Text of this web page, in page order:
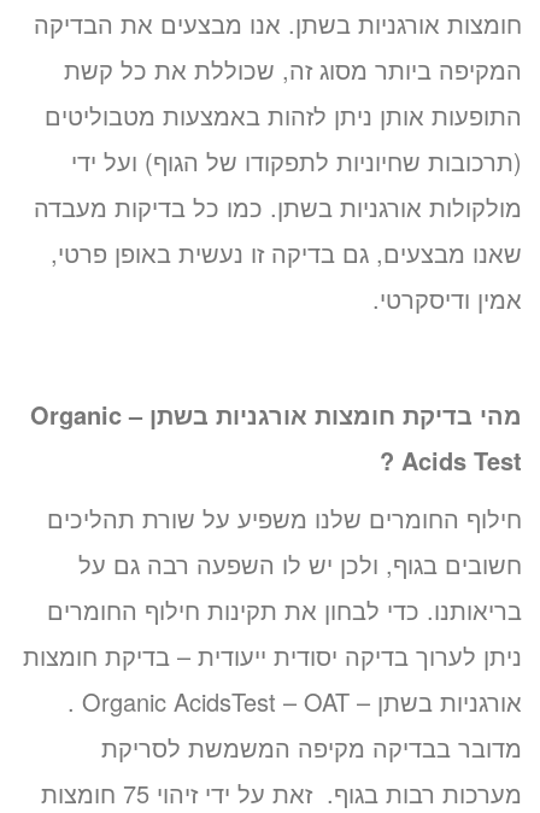
חומצות אורגניות בשתן. אנו מבצעים את הבדיקה
המקיפה ביותר מסוג זה, שכוללת את כל קשת
התופעות אותן ניתן לזהות באמצעות מטבוליטים
(תרכובות שחיוניות לתפקודו של הגוף) ועל ידי
מולקולות אורגניות בשתן. כמו כל בדיקות מעבדה
שאנו מבצעים, גם בדיקה זו נעשית באופן פרטי,
אמין ודיסקרטי.
מהי בדיקת חומצות אורגניות בשתן –Organic
Acids Test
?
חילוף החומרים שלנו משפיע על שורת תהליכים
חשובים בגוף, ולכן יש לו השפעה רבה גם על
בריאותנו. כדי לבחון את תקינות חילוף החומרים
ניתן לערוך בדיקה יסודית ייעודית – בדיקת חומצות
אורגניות בשתן – Organic AcidsTest – OAT .
מדובר בבדיקה מקיפה המשמשת לסריקת
מערכות רבות בגוף. זאת על ידי זיהוי 75 חומצות